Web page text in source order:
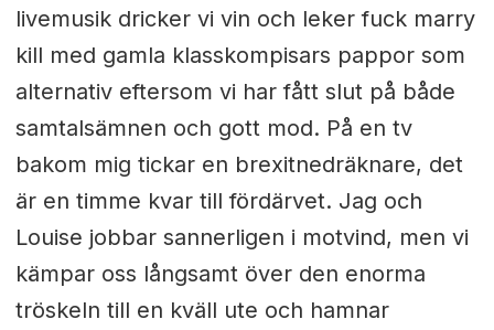
livemusik dricker vi vin och leker fuck marry
kill med gamla klasskompisars pappor som
alternativ eftersom vi har fått slut på både
samtalsämnen och gott mod. På en tv
bakom mig tickar en brexitnedräknare, det
är en timme kvar till fördärvet. Jag och
Louise jobbar sannerligen i motvind, men vi
kämpar oss långsamt över den enorma
tröskeln till en kväll ute och hamnar